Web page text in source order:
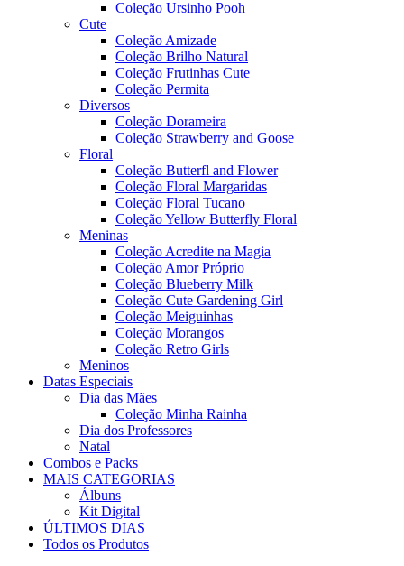
Coleção Ursinho Pooh
Cute
Coleção Amizade
Coleção Brilho Natural
Coleção Frutinhas Cute
Coleção Permita
Diversos
Coleção Dorameira
Coleção Strawberry and Goose
Floral
Coleção Butterfl and Flower
Coleção Floral Margaridas
Coleção Floral Tucano
Coleção Yellow Butterfly Floral
Meninas
Coleção Acredite na Magia
Coleção Amor Próprio
Coleção Blueberry Milk
Coleção Cute Gardening Girl
Coleção Meiguinhas
Coleção Morangos
Coleção Retro Girls
Meninos
Datas Especiais
Dia das Mães
Coleção Minha Rainha
Dia dos Professores
Natal
Combos e Packs
MAIS CATEGORIAS
Álbuns
Kit Digital
ÚLTIMOS DIAS
Todos os Produtos